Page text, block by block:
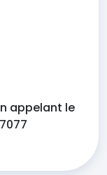
appelant le